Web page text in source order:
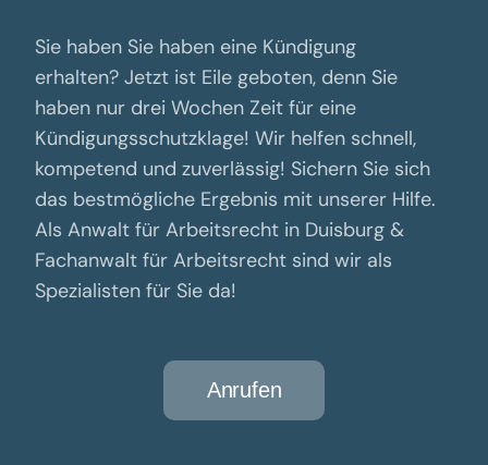
Sie haben Sie haben eine Kündigung
erhalten? Jetzt ist Eile geboten, denn Sie
haben nur drei Wochen Zeit für eine
Kündigungsschutzklage! Wir helfen schnell,
kompetend und zuverlässig! Sichern Sie sich
das bestmögliche Ergebnis mit unserer Hilfe.
Als Anwalt für Arbeitsrecht in Duisburg &
Fachanwalt für Arbeitsrecht sind wir als
Spezialisten für Sie da!
Anrufen